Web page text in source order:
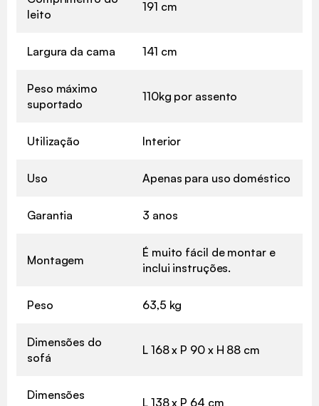
leito
191 cm
Largura da cama 141 cm
Peso máximo
suportado
110kg por assento
Utilização Interior
Uso Apenas para uso doméstico
Garantia 3 anos
Montagem
É muito fácil de montar e
inclui instruções.
Peso 63,5 kg
Dimensões do
sofá
L 168 x P 90 x H 88 cm
Dimensões
L 138 x P 64 cm